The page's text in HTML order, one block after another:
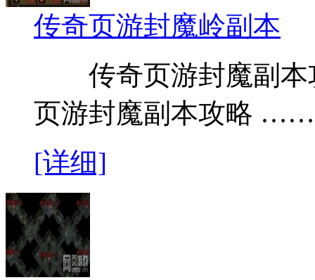
传奇页游封魔岭副本
传奇页游封魔副本
页游封魔副本攻略 ……
[详细]